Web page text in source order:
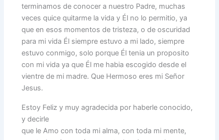
terminamos de conocer a nuestro Padre, muchas
veces quice quitarme la vida y Él no lo permitio, ya
que en esos momentos de tristeza, o de oscuridad
para mi vida Él siempre estuvo a mi lado, siempre
estuvo conmigo, solo porque Él tenia un proposito
con mi vida ya que Él me habia escogido desde el
vientre de mi madre. Que Hermoso eres mi Señor
Jesus.
Estoy Feliz y muy agradecida por haberle conocido,
y decirle
que le Amo con toda mi alma, con toda mi mente,